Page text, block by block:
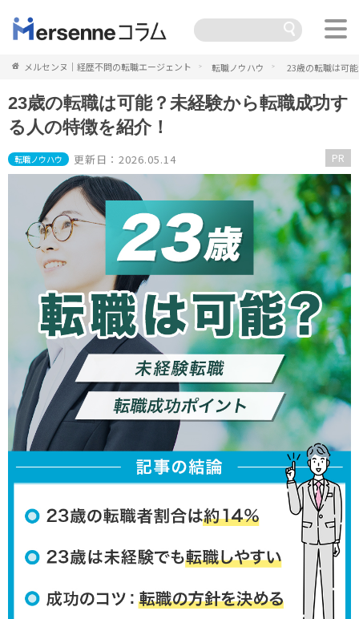
メルセンヌ｜経歴不問の転職エージェント 転職ノウハウ 23歳の転職は可
23歳の転職は可能？未経験から転職成功す
る人の特徴を紹介！
転職ノウハウ 更新日：2026.05.14 PR